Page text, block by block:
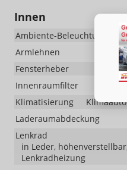
Innen
Ambiente-Beleuchtung
Armlehnen
Fensterheber
Innenraumfilter
Klimatisierung
Laderaumabdeckung
Lenkrad
in Leder,
Lenkradheizung